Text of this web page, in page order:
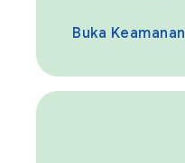
Buka Keamanan